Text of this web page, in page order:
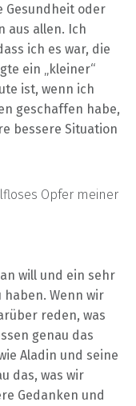
Gesundheit oder
aus allen. Ich
ich es war, die
ein „kleiner“
ist, wenn ich
geschaffen habe,
bessere Situation
Opfer meiner
will und ein sehr
haben. Wenn wir
reden, was
genau das
Aladin und seine
das, was wir
Gedanken und